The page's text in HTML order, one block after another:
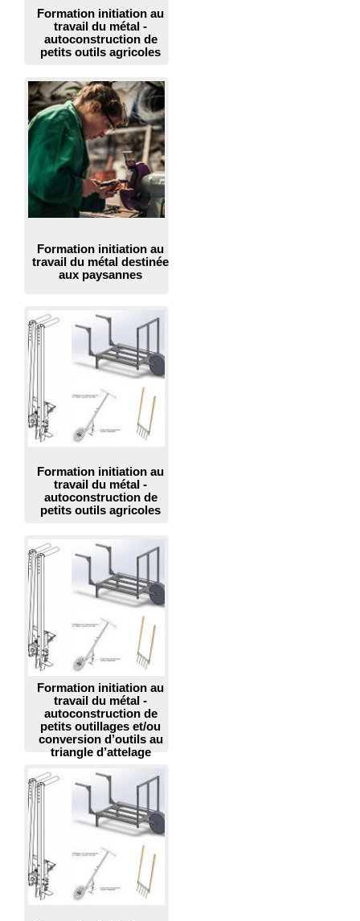
Formation initiation au
travail du métal -
autoconstruction de
petits outils agricoles
Formation initiation au
travail du métal destinée
aux paysannes
Formation initiation au
travail du métal -
autoconstruction de
petits outils agricoles
Formation initiation au
travail du métal -
autoconstruction de
petits outillages et/ou
conversion d’outils au
triangle d’attelage